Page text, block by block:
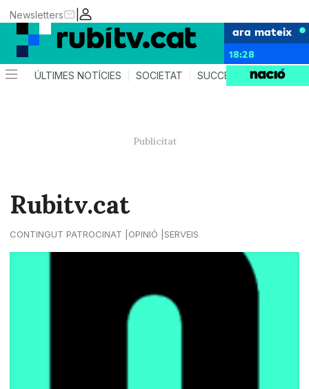
|
Newsletters
ara mateix
18:28
ÚLTIMES NOTÍCIES SOCIETAT SUCCESSOS
Rubitv.cat
CONTINGUT PATROCINAT OPINIÓ SERVEIS